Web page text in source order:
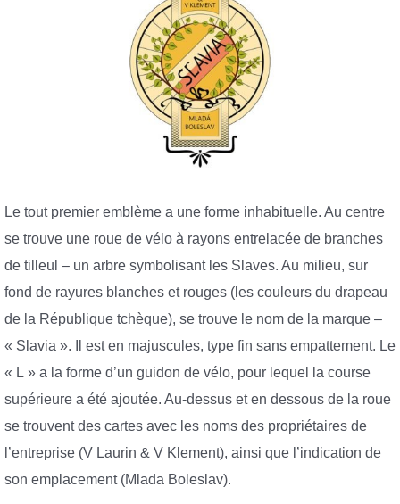
Le tout premier emblème a une forme inhabituelle. Au centre
se trouve une roue de vélo à rayons entrelacée de branches
de tilleul – un arbre symbolisant les Slaves. Au milieu, sur
fond de rayures blanches et rouges (les couleurs du drapeau
de la République tchèque), se trouve le nom de la marque –
« Slavia ». Il est en majuscules, type fin sans empattement. Le
« L » a la forme d’un guidon de vélo, pour lequel la course
supérieure a été ajoutée. Au-dessus et en dessous de la roue
se trouvent des cartes avec les noms des propriétaires de
l’entreprise (V Laurin & V Klement), ainsi que l’indication de
son emplacement (Mlada Boleslav).